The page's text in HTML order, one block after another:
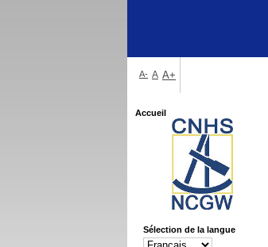
A- A A+
Accueil
Sélection de la langue